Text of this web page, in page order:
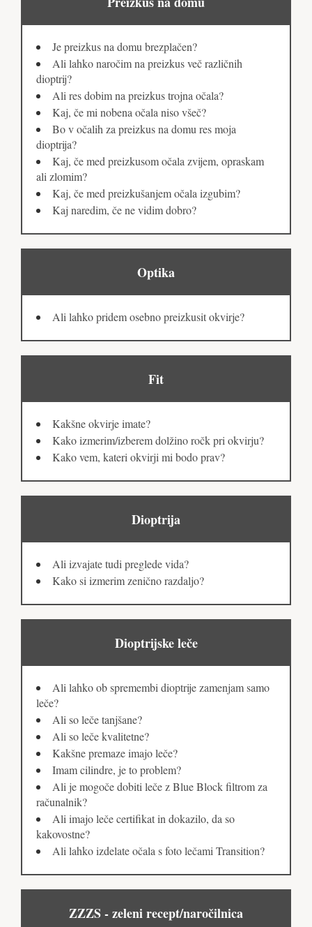
Je preizkus na domu brezplačen?
Ali lahko naročim na preizkus več različnih
dioptrij?
Ali res dobim na preizkus trojna očala?
Kaj, če mi nobena očala niso všeč?
Bo v očalih za preizkus na domu res moja
dioptrija?
Kaj, če med preizkusom očala zvijem, opraskam
ali zlomim?
Kaj, če med preizkušanjem očala izgubim?
Kaj naredim, če ne vidim dobro?
Optika
Ali lahko pridem osebno preizkusit okvirje?
Fit
Kakšne okvirje imate?
Kako izmerim/izberem dolžino ročk pri okvirju?
Kako vem, kateri okvirji mi bodo prav?
Dioptrija
Ali izvajate tudi preglede vida?
Kako si izmerim zenično razdaljo?
Dioptrijske leče
Ali lahko ob spremembi dioptrije zamenjam samo
leče?
Ali so leče tanjšane?
Ali so leče kvalitetne?
Kakšne premaze imajo leče?
Imam cilindre, je to problem?
Ali je mogoče dobiti leče z Blue Block filtrom za
računalnik?
Ali imajo leče certifikat in dokazilo, da so
kakovostne?
Ali lahko izdelate očala s foto lečami Transition?
ZZZS - zeleni recept/naročilnica